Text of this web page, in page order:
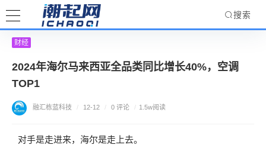
搜索
财经
2024年海尔马来西亚全品类同比增长40%，空调
TOP1
融汇栋蓝科技 / 12-12 / 0 评论 / 1.5w阅读
对手是走进来，海尔是走上去。